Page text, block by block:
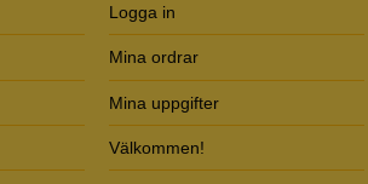
Logga in
Mina ordrar
Mina uppgifter
Välkommen!